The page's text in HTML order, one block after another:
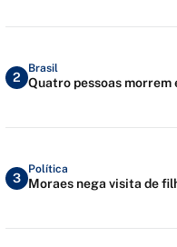
2
Brasil
Quatro pessoas morrem
3
Política
Moraes nega visita de